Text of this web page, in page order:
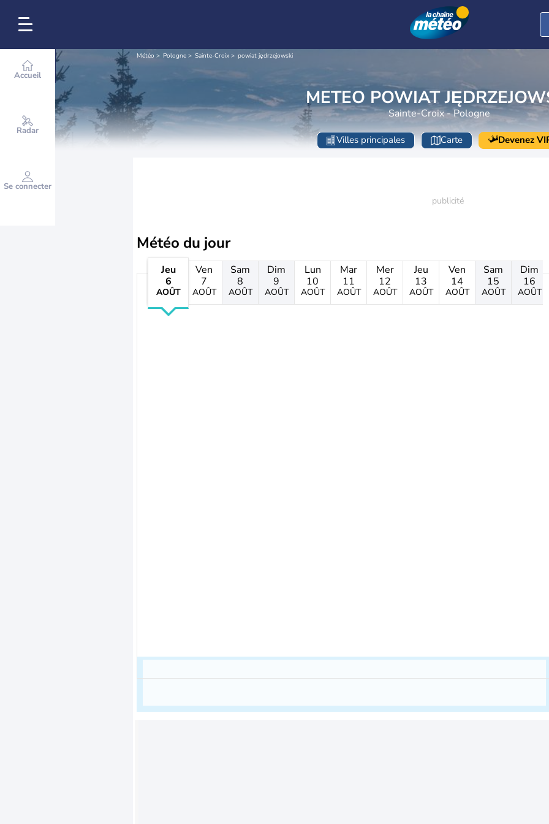
Accueil
Radar
Se connecter
Météo Pologne Sainte-Croix powiat jędrzejowski
METEO POWIAT
Sainte-Croix - Pologne
Villes principales Carte Devenez
Météo du jour
Jeu
6
AOÛT
Ven
7
AOÛT
Sam
8
AOÛT
Dim
9
AOÛT
Lun
10
AOÛT
Mar
11
AOÛT
Mer
12
AOÛT
Jeu
13
AOÛT
Ven
14
AOÛT
Sam
15
AOÛT
Dim
16
AOÛT